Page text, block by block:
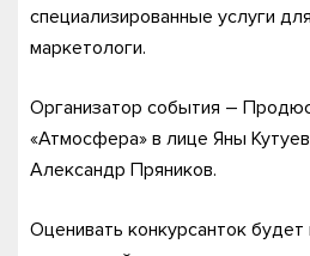
специализированные услуги
маркетологи.
Организатор события –
«Атмосфера» в лице Яны
Александр Пряников.
Оценивать конкурсанток